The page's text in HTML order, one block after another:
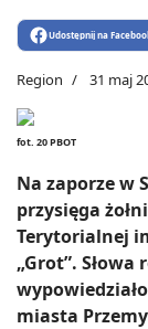
Udostępnij na
Region 31 maj
fot. 20 PBOT
Na zaporze w
przysięga
Terytorialnej
„Grot”.
miasta